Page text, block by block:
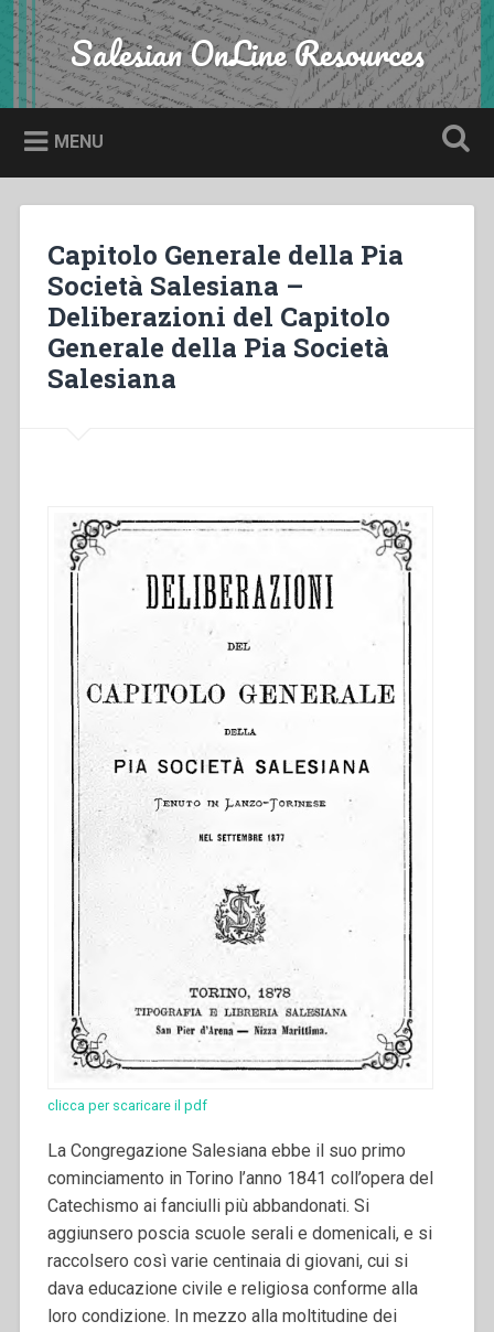
Skip
to
content
Search Salesian OnLine Resources
MENU
Capitolo Generale della Pia
Società Salesiana –
Deliberazioni del Capitolo
Generale della Pia Società
Salesiana
clicca per scaricare il pdf
La Congregazione Salesiana ebbe il suo primo
cominciamento in Torino l’anno 1841 coll’opera del
Catechismo ai fanciulli più abbandonati. Si
aggiunsero poscia scuole serali e domenicali, e si
raccolsero così varie centinaia di giovani, cui si
dava educazione civile e religiosa conforme alla
loro condizione. In mezzo alla moltitudine dei